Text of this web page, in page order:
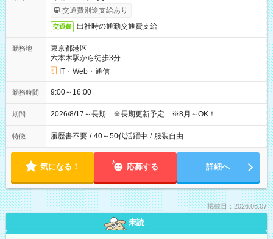
交通費別途支給あり
交通費 出社時の通勤交通費支給
勤務地
東京都港区
六本木駅から徒歩3分
IT・Web・通信
勤務時間 9:00～16:00
期間 2026/8/17～長期 ※長期更新予定 ※8月～OK！
特徴 履歴書不要 / 40～50代活躍中 / 服装自由
気になる！ 応募する 詳細へ
掲載日：2026.08.07
未読